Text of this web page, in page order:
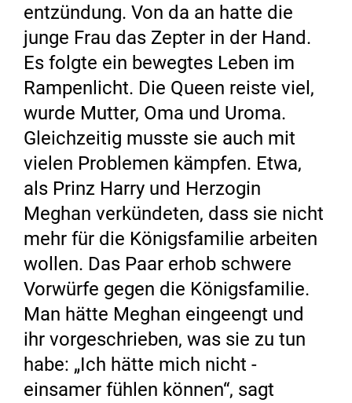
entzündung. Von da an hatte die
junge Frau das Zepter in der Hand.
Es folgte ein bewegtes Leben im
Rampenlicht. Die Queen reiste viel,
wurde Mutter, Oma und Uroma.
Gleichzeitig musste sie auch mit
vielen ­Problemen kämpfen. Etwa,
als Prinz Harry und Herzogin
Meghan verkündeten, dass sie nicht
mehr für die Königsfa­milie arbeiten
wollen. Das Paar erhob schwere
Vorwürfe gegen die Königsfamilie.
Man hätte Meghan eingeengt und
ihr vorgeschrieben, was sie zu tun
habe: „Ich hätte mich nicht ­
einsamer füh­len können“, sagt